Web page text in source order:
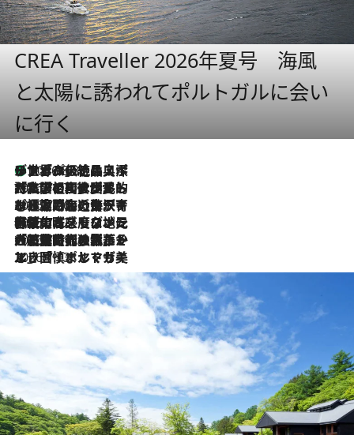
CREA Traveller 2026年夏号 海風
と太陽に誘われてポルトガルに会い
に行く
2026.8.8
リスボンの絶品スイーツ「パステル・デ・ナタ」とは？ポルトガル伝統の奥深い世界へ
2026.7.27
「私の祖国はポルトガル語です」国民的詩人フェルナンド・ペソアと、彼が愛した文学の街を歩く
2026.7.26
ポルトガル近海が育む極上の海の幸。キリリと冷えた白ワインと愉しむ、シーフード専門店の贅沢
2026.7.22
伝統の味をモダンに昇華。高感度な地元客が集う、リスボンの最旬ガストロノミー
2026.7.21
大航海時代の栄華から、震災、独裁、そして革命へ。ポルトガル・首都リスボンの石畳に刻まれた「歴史の光と影」
2026.7.13
エッセイ・ヤマザキマリ「慎ましくも美しき国 ポルトガル」